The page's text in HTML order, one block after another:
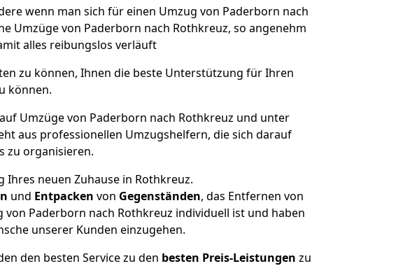
wenn man sich für einen Umzug von Paderborn nach
Umzüge von Paderborn nach Rothkreuz, so angenehm
alles reibungslos verläuft
zu können, Ihnen die beste Unterstützung für Ihren
können.
Umzüge von Paderborn nach Rothkreuz und unter
aus professionellen Umzugshelfern, die sich darauf
zu organisieren.
neuen Zuhause in Rothkreuz.
und Entpacken von Gegenständen, das Entfernen von
Paderborn nach Rothkreuz individuell ist und haben
unserer Kunden einzugehen.
den besten Service zu den besten Preis-Leistungen zu